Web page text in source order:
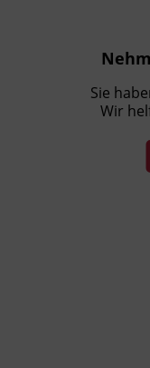
Sie
Wir